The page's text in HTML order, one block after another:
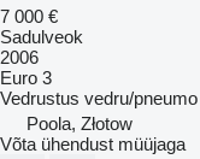
7 000 €
Sadulveok
2006
Euro 3
Vedrustus vedru/pneumo
Poola, Złotow
Võta ühendust müüjaga